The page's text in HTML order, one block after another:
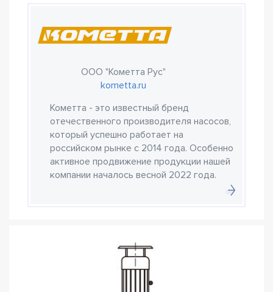
ООО "Кометта Рус"
kometta.ru
Кометта - это известный бренд
отечественного производителя насосов,
который успешно работает на
российском рынке с 2014 года. Особенно
активное продвижение продукции нашей
компании началось весной 2022 года.